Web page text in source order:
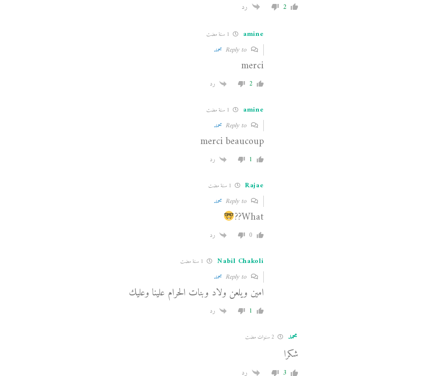
2 رد
amine
Reply to محمد
merci
2 رد
amine
Reply to محمد
merci beaucoup
1 رد
Rajae
Reply to محمد
What??
0 رد
Nabil Chakoli
Reply to محمد
امين ويلعن ولاد وبنات الحرام علينا وعليك
1 رد
محمد
شكرا
3 رد